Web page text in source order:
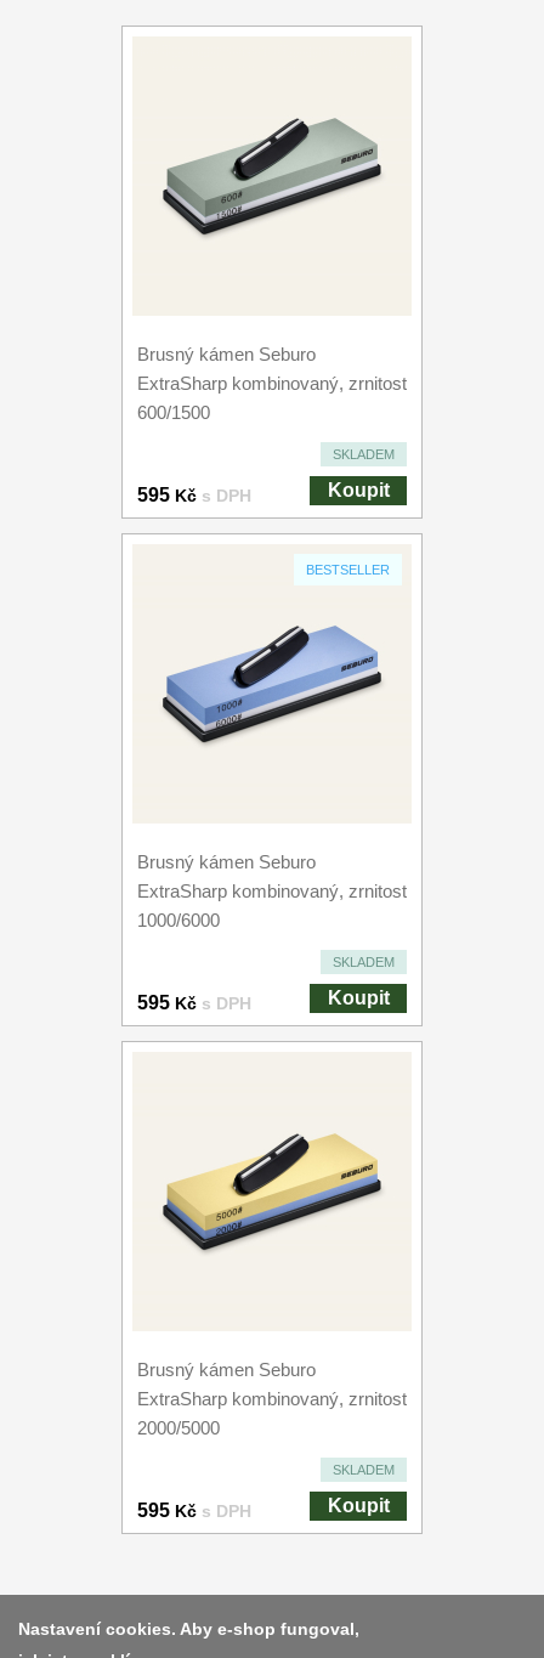
Brusný kámen Seburo
ExtraSharp kombinovaný, zrnitost
600/1500
SKLADEM
595 Kč s DPH Koupit
BESTSELLER
Brusný kámen Seburo
ExtraSharp kombinovaný, zrnitost
1000/6000
SKLADEM
595 Kč s DPH Koupit
Brusný kámen Seburo
ExtraSharp kombinovaný, zrnitost
2000/5000
SKLADEM
595 Kč s DPH Koupit
Platba a dodávka
Nastavení cookies. Aby e-shop fungoval,